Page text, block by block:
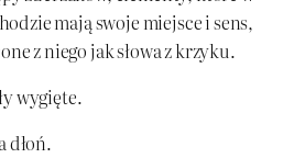
mają swoje miejsce i sens,
z niego jak słowa z krzyku.
wygięte.
dłoń.